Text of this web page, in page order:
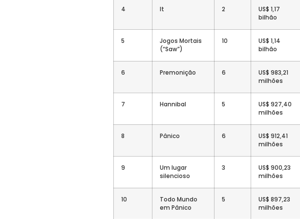
4 It 2
US$ 1,17
bilhão
5
Jogos Mortais
(“Saw”)
10
US$ 1,14
bilhão
6 Premonição 6
US$ 983,21
milhões
7 Hannibal 5
US$ 927,40
milhões
8 Pânico 6
US$ 912,41
milhões
9
Um lugar
silencioso
3
US$ 900,23
milhões
10
Todo Mundo
em Pânico
5
US$ 897,23
milhões